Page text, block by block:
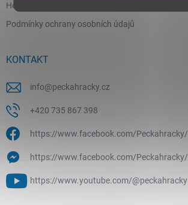
Hodnocení obchodu
Podmínky ochrany osobních údajů
KONTAKT
info@peckahracky.cz
+420 735 867 398
https://www.facebook.com/Peckahracky/
https://www.facebook.com/Peckahracky/
https://www.youtube.com/@peckahracky